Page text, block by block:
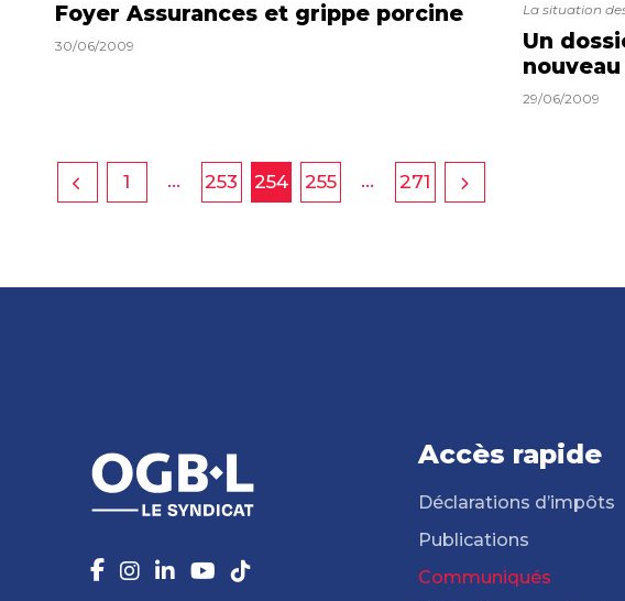
Foyer Assurances et grippe porcine
30/06/2009
La situation
Un
29/06/2009
1 … 253 254 255 … 271
Accès rapide
Déclarations d’impôts
Publications
Communiqués